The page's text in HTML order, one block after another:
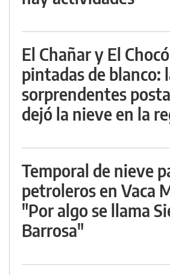
El Chañar y El
pintadas de blanco:
sorprendentes
dejó la nieve en la
Temporal de nieve
petroleros en Vaca
"Por algo se llama
Barrosa"